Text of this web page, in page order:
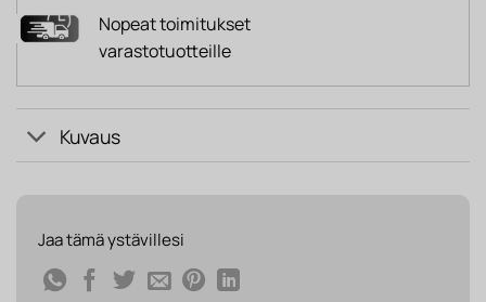
Nopeat toimitukset
varastotuotteille
Kuvaus
Jaa tämä ystävillesi